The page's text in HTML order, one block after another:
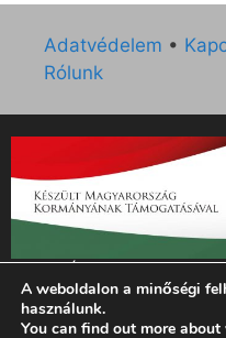
Adatvédelem •
Rólunk
„Az Új Ember katolikus
támogatását az EGYH-
szerződés keretében 3
A weboldalon a minőségi
használunk.
You can find out more